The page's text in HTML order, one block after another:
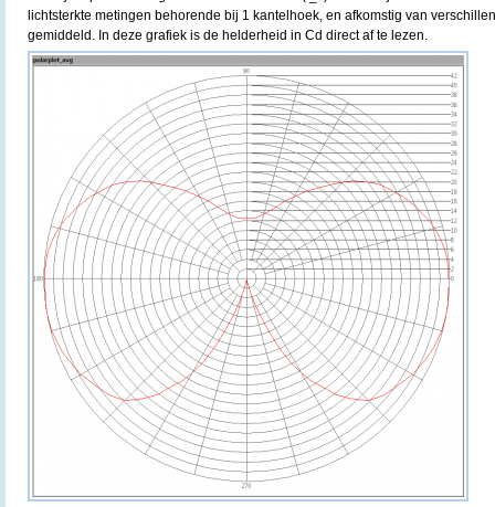
lichtsterkte metingen behorende bij 1 kantelhoek, en afkomstig van
gemiddeld. In deze grafiek is de helderheid in Cd direct af te lezen.